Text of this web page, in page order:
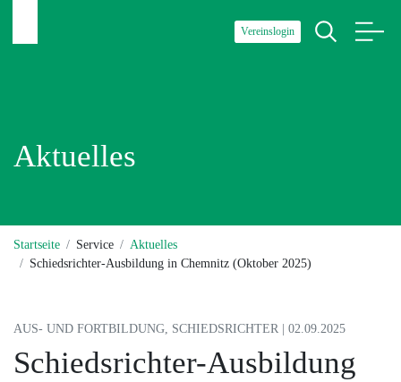
Vereinslogin
Aktuelles
Startseite Service
Aktuelles
Schiedsrichter-Ausbildung in Chemnitz (Oktober 2025)
AUS- UND FORTBILDUNG, SCHIEDSRICHTER | 02.09.2025
Schiedsrichter-Ausbildung